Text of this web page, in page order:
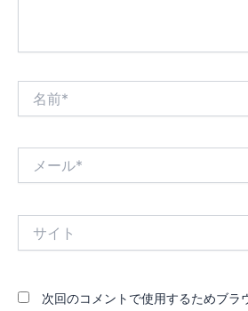
次回のコメントで使用するためブラ